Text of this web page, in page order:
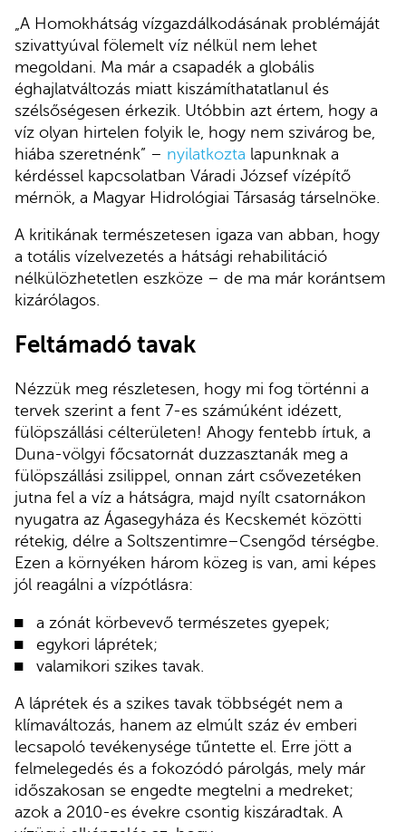
„A Homokhátság vízgazdálkodásának problémáját
szivattyúval fölemelt víz nélkül nem lehet
megoldani. Ma már a csapadék a globális
éghajlatváltozás miatt kiszámíthatatlanul és
szélsőségesen érkezik. Utóbbin azt értem, hogy a
víz olyan hirtelen folyik le, hogy nem szivárog be,
hiába szeretnénk” – nyilatkozta lapunknak a
kérdéssel kapcsolatban Váradi József vízépítő
mérnök, a Magyar Hidrológiai Társaság társelnöke.
A kritikának természetesen igaza van abban, hogy
a totális vízelvezetés a hátsági rehabilitáció
nélkülözhetetlen eszköze – de ma már korántsem
kizárólagos.
Feltámadó tavak
Nézzük meg részletesen, hogy mi fog történni a
tervek szerint a fent 7-es számúként idézett,
fülöpszállási célterületen! Ahogy fentebb írtuk, a
Duna-völgyi főcsatornát duzzasztanák meg a
fülöpszállási zsilippel, onnan zárt csővezetéken
jutna fel a víz a hátságra, majd nyílt csatornákon
nyugatra az Ágasegyháza és Kecskemét közötti
rétekig, délre a Soltszentimre–Csengőd térségbe.
Ezen a környéken három közeg is van, ami képes
jól reagálni a vízpótlásra:
a zónát körbevevő természetes gyepek;
egykori láprétek;
valamikori szikes tavak.
A láprétek és a szikes tavak többségét nem a
klímaváltozás, hanem az elmúlt száz év emberi
lecsapoló tevékenysége tűntette el. Erre jött a
felmelegedés és a fokozódó párolgás, mely már
időszakosan se engedte megtelni a medreket;
azok a 2010-es évekre csontig kiszáradtak. A